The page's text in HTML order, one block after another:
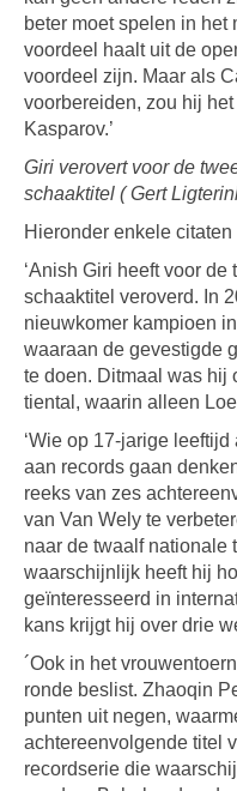
beter moet spelen in
voordeel haalt uit de
voordeel zijn. Maar als
voorbereiden, zou hij
Kasparov.’
Giri verovert voor de
schaaktitel ( Gert
Hieronder enkele
‘Anish Giri heeft voor
schaaktitel veroverd. In
nieuwkomer kampioen
waaraan de gevestigde
te doen. Ditmaal was hij
tiental, waarin alleen
‘Wie op 17-jarige
aan records gaan
reeks van zes
van Van Wely te
naar de twaalf nationale
waarschijnlijk heeft hij
geïnteresseerd in
kans krijgt hij over drie
´Ook in het
ronde beslist. Zhaoqin
punten uit negen,
achtereenvolgende titel
recordserie die